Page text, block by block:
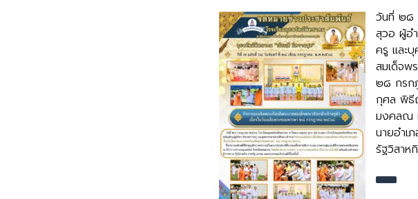
วันที่ ๒๘
สุวอ ผู้อ
ครู และบุ
สมเด็จพ
๒๘ กรก
กุศล พิธี
มงคลณ
นายอำเ
รัฐวิสาห